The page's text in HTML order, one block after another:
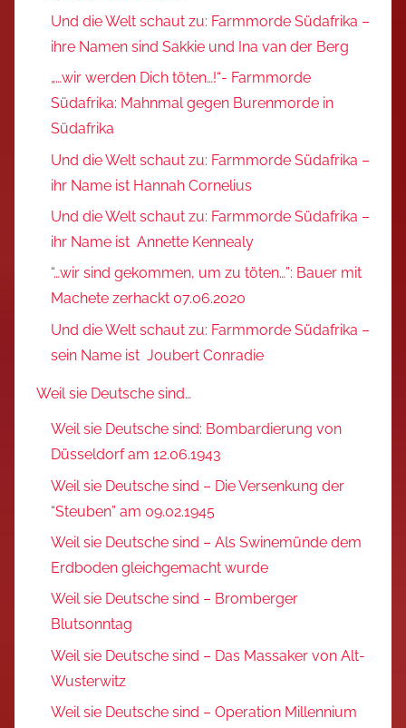
Und die Welt schaut zu: Farmmorde Südafrika –
ihre Namen sind Sakkie und Ina van der Berg
„…wir werden Dich töten…!“- Farmmorde
Südafrika: Mahnmal gegen Burenmorde in
Südafrika
Und die Welt schaut zu: Farmmorde Südafrika –
ihr Name ist Hannah Cornelius
Und die Welt schaut zu: Farmmorde Südafrika –
ihr Name ist Annette Kennealy
“…wir sind gekommen, um zu töten…”: Bauer mit
Machete zerhackt 07.06.2020
Und die Welt schaut zu: Farmmorde Südafrika –
sein Name ist Joubert Conradie
Weil sie Deutsche sind…
Weil sie Deutsche sind: Bombardierung von
Düsseldorf am 12.06.1943
Weil sie Deutsche sind – Die Versenkung der
“Steuben” am 09.02.1945
Weil sie Deutsche sind – Als Swinemünde dem
Erdboden gleichgemacht wurde
Weil sie Deutsche sind – Bromberger
Blutsonntag
Weil sie Deutsche sind – Das Massaker von Alt-
Wusterwitz
Weil sie Deutsche sind – Operation Millennium